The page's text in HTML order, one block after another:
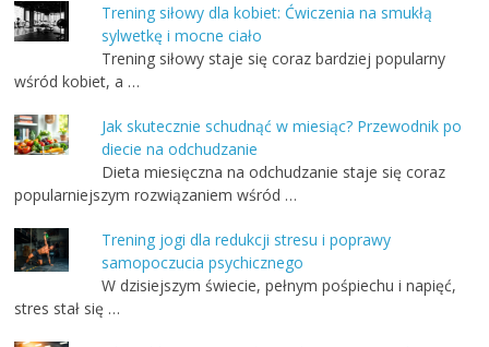
Trening siłowy dla kobiet: Ćwiczenia na smukłą
sylwetkę i mocne ciało
Trening siłowy staje się coraz bardziej popularny
wśród kobiet, a …
Jak skutecznie schudnąć w miesiąc? Przewodnik po
diecie na odchudzanie
Dieta miesięczna na odchudzanie staje się coraz
popularniejszym rozwiązaniem wśród …
Trening jogi dla redukcji stresu i poprawy
samopoczucia psychicznego
W dzisiejszym świecie, pełnym pośpiechu i napięć,
stres stał się …